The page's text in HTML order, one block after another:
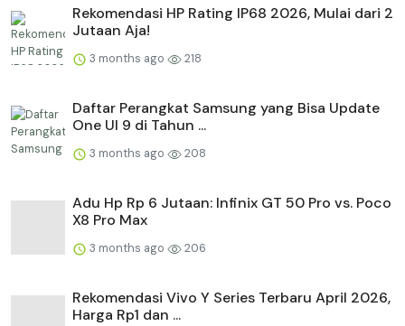
Rekomendasi HP Rating IP68 2026, Mulai dari 2
Jutaan Aja!
3 months ago 218
Daftar Perangkat Samsung yang Bisa Update
One UI 9 di Tahun ...
3 months ago 208
Adu Hp Rp 6 Jutaan: Infinix GT 50 Pro vs. Poco
X8 Pro Max
3 months ago 206
Rekomendasi Vivo Y Series Terbaru April 2026,
Harga Rp1 dan ...